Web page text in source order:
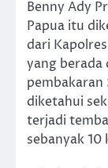
Benny Ady
Papua itu
dari
yang berada
pembakaran
diketahui
terjadi
sebanyak